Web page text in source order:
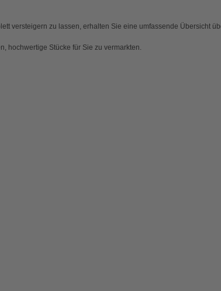
versteigern zu lassen, erhalten Sie eine umfassende Übersicht
hochwertige Stücke für Sie zu vermarkten.